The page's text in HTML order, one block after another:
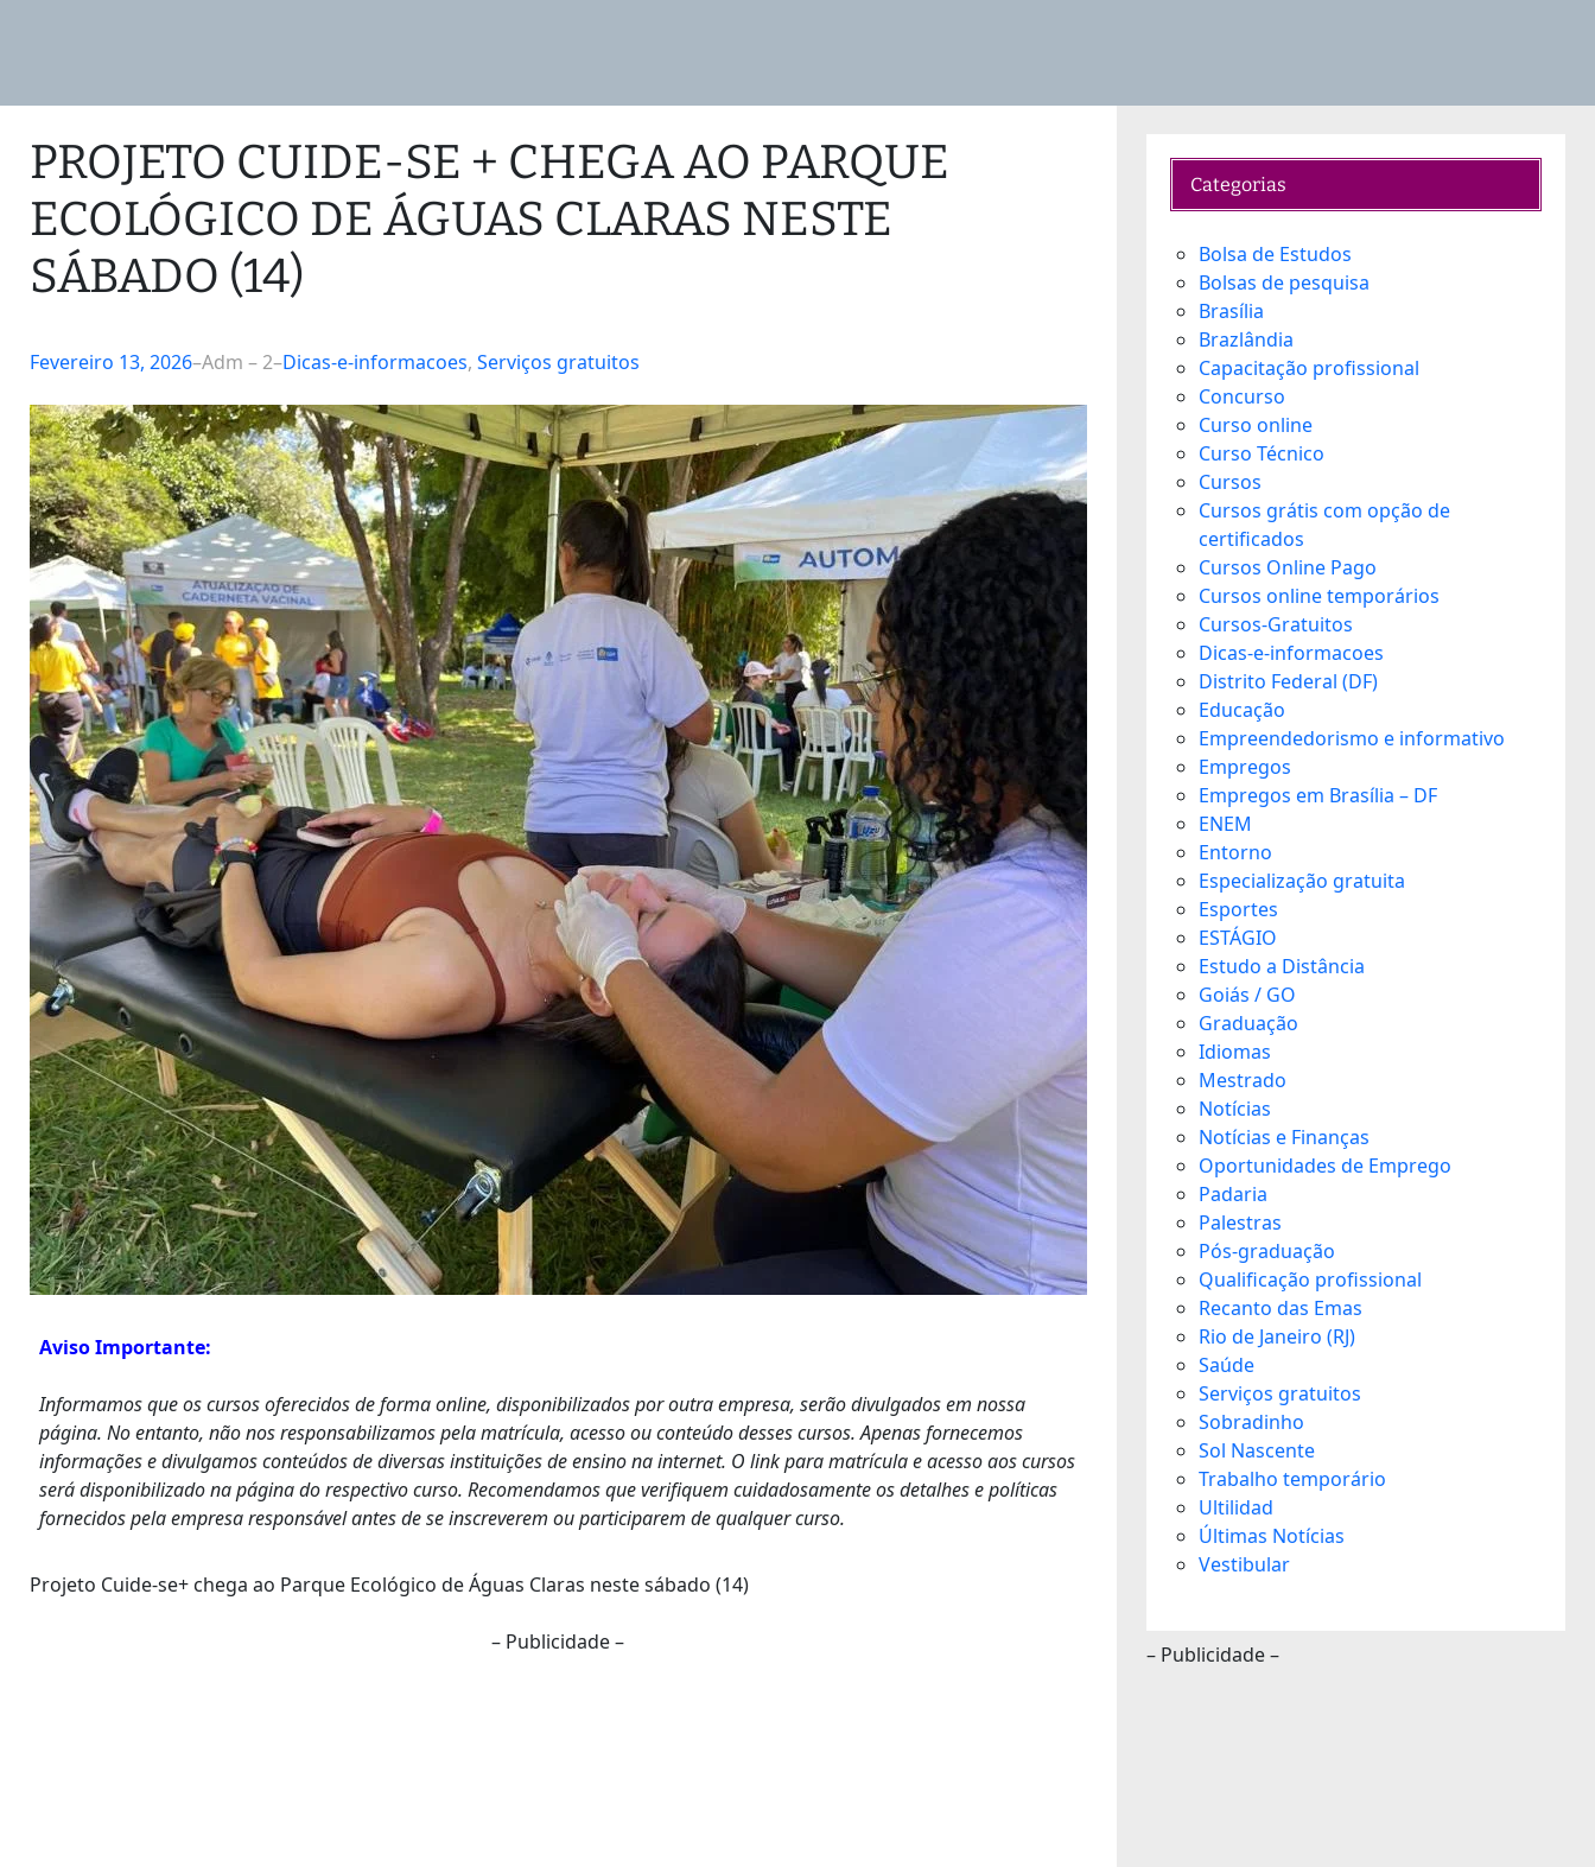
PROJETO CUIDE-SE + CHEGA AO PARQUE
ECOLÓGICO DE ÁGUAS CLARAS NESTE
SÁBADO (14)
Fevereiro 13, 2026–Adm – 2–Dicas-e-informacoes, Serviços gratuitos
Aviso Importante:
Informamos que os cursos oferecidos de forma online, disponibilizados por outra empresa, serão divulgados em nossa
página. No entanto, não nos responsabilizamos pela matrícula, acesso ou conteúdo desses cursos. Apenas fornecemos
informações e divulgamos conteúdos de diversas instituições de ensino na internet. O link para matrícula e acesso aos cursos
será disponibilizado na página do respectivo curso. Recomendamos que verifiquem cuidadosamente os detalhes e políticas
fornecidos pela empresa responsável antes de se inscreverem ou participarem de qualquer curso.
Projeto Cuide-se+ chega ao Parque Ecológico de Águas Claras neste sábado (14)
– Publicidade –
Categorias
Bolsa de Estudos
Bolsas de pesquisa
Brasília
Brazlândia
Capacitação profissional
Concurso
Curso online
Curso Técnico
Cursos
Cursos grátis com opção de
certificados
Cursos Online Pago
Cursos online temporários
Cursos-Gratuitos
Dicas-e-informacoes
Distrito Federal (DF)
Educação
Empreendedorismo e informativo
Empregos
Empregos em Brasília – DF
ENEM
Entorno
Especialização gratuita
Esportes
ESTÁGIO
Estudo a Distância
Goiás / GO
Graduação
Idiomas
Mestrado
Notícias
Notícias e Finanças
Oportunidades de Emprego
Padaria
Palestras
Pós-graduação
Qualificação profissional
Recanto das Emas
Rio de Janeiro (RJ)
Saúde
Serviços gratuitos
Sobradinho
Sol Nascente
Trabalho temporário
Ultilidad
Últimas Notícias
Vestibular
– Publicidade –